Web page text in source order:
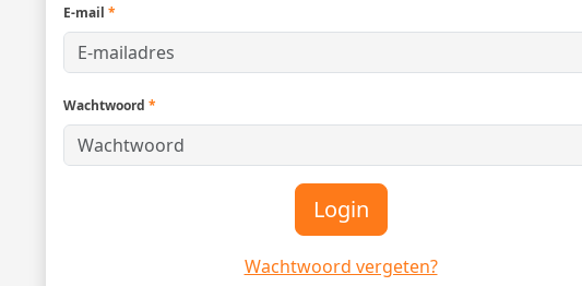
E-mail *
Wachtwoord *
Login
Wachtwoord vergeten?